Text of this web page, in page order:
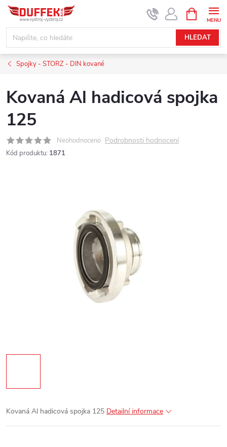
Přejít
obsah
HLEDAT
NÁKUPNÍ
KOŠÍK
Spojky - STORZ - DIN kované
Kovaná Al hadicová spojka
125
Neohodnoceno Podrobnosti hodnocení
Kód produktu: 1871
Kovaná Al hadicová spojka 125 Detailní informace